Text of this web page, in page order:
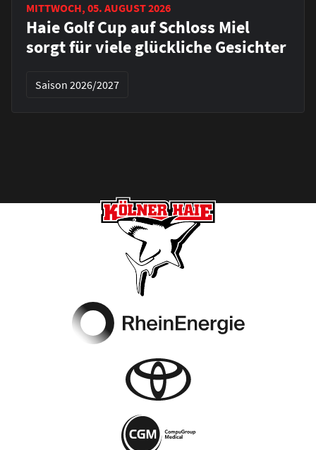
MITTWOCH, 05. AUGUST 2026
Haie Golf Cup auf Schloss Miel
sorgt für viele glückliche Gesichter
Saison 2026/2027